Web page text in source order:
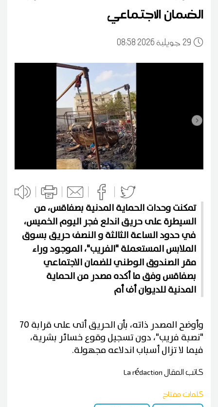
الضمان الاجتماعي
29 08:58 2026 جويلية
تمكنت وحدات الحماية المدنية بصفاقس، من
السيطرة على حريق اندلع فجر اليوم الخميس،
في حدود الساعة الثالثة و النصف حريق بسوق
الملابس المستعملة "الفريب"، الموجود وراء
مقر الصندوق الوطني للضمان الاجتماعي
بصفاقس وفق ما أكده مصدر من الحماية
المدنية للديوان أف أم
وأوضح المصدر ذاته، بأن الحريق أتى على قرابة 70
"نصبة فريب"، دون تسجيل وقوع خسائر بشرية،
فيما لا تزال أسباب اندلاعه مجهولة.
كاتب المقالLa rédaction
كلمات مفتاح